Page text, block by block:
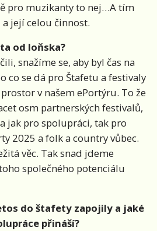
pro muzikanty to nej…A tím
její celou činnost.
od loňska?
snažíme se, aby byl čas na
co se dá pro Štafetu a festivaly
v našem ePortýru. To že
osm partnerských festivalů,
jak pro spolupráci, tak pro
2025 a folk a country vůbec.
věc. Tak snad jdeme
společného potenciálu
do štafety zapojily a jaké
přináší?